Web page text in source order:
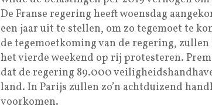
De Franse regering heeft woensdag
een jaar uit te stellen, om zo tegemoet te
de tegemoetkoming van de regering,
het vierde weekend op rij protesteren.
dat de regering 89.000
land. In Parijs zullen zo’n achtduizend
voorkomen.